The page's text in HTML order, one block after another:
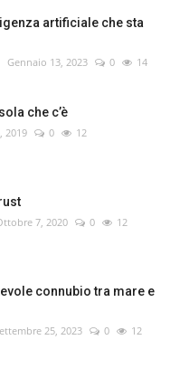
artificiale che sta
Gennaio 13, 2023 0 14
che c’è
2019 0 12
7, 2020 0 12
connubio tra mare e
25, 2023 0 12